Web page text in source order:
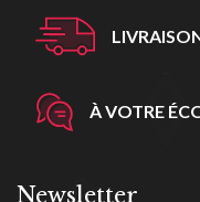
À VOTRE
Newsletter